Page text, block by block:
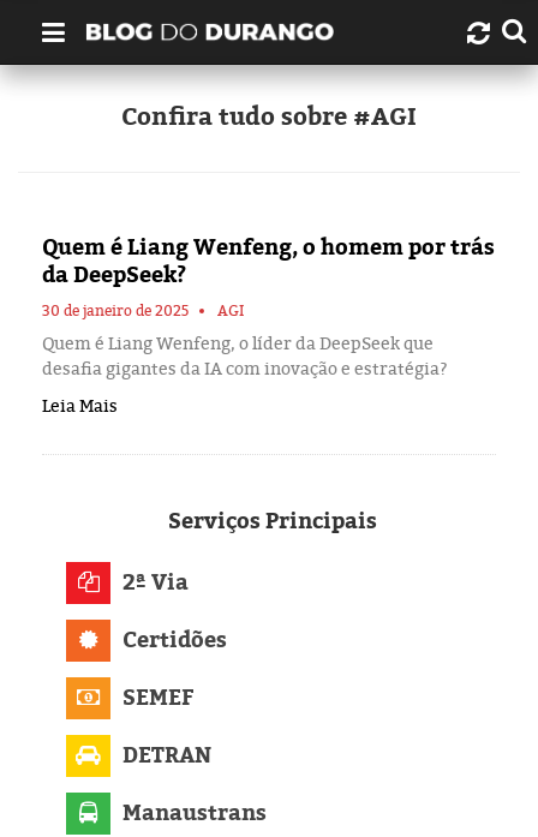
Quem é Durango Duarte?
Amazonas
Eleições 2024
Confira tudo sobre #AGI
Quem é Liang Wenfeng, o homem por trás
da DeepSeek?
30 de janeiro de 2025 AGI
Quem é Liang Wenfeng, o líder da DeepSeek que
desafia gigantes da IA com inovação e estratégia?
Leia Mais
ServiçosPrincipais
2ª Via
Certidões
SEMEF
DETRAN
Manaustrans